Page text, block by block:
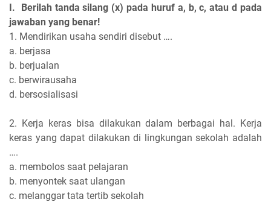
I. Berilah tanda silang (x) pada huruf a, b, c, atau d pada
jawaban yang benar!
1. Mendirikan usaha sendiri disebut ….
a. berjasa
b. berjualan
c. berwirausaha
d. bersosialisasi
2. Kerja keras bisa dilakukan dalam berbagai hal. Kerja
keras yang dapat dilakukan di lingkungan sekolah adalah
….
a. membolos saat pelajaran
b. menyontek saat ulangan
c. melanggar tata tertib sekolah